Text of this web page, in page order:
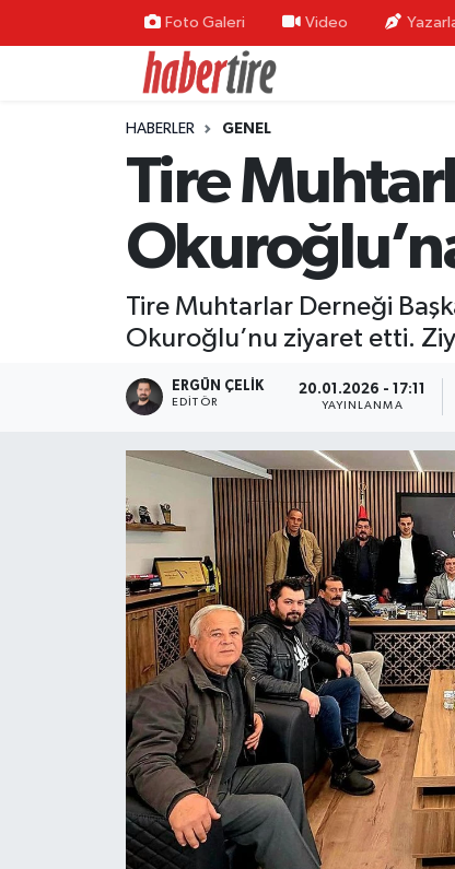
Foto Galeri Video
HABERLER GENEL
Tire
Tire Muhtarlar Derneği
Okuroğlu’nu ziyaret etti.
ERGÜN ÇELIK
EDITÖR
20.01.2026 - 17:11
YAYINLANMA
Tire Nöbetçi Eczaneler
Tire Hava Durumu
Tire Trafik Yoğunluk Haritası
Süper Lig Puan Durumu ve Fikstür
Tüm Manşetler
Haber Arşivi